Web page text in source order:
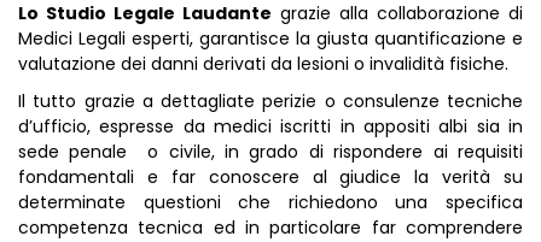
Lo Studio Legale Laudante grazie alla collaborazione di
Medici Legali esperti, garantisce la giusta quantificazione e
valutazione dei danni derivati da lesioni o invalidità fisiche.
Il tutto grazie a dettagliate perizie o consulenze tecniche
d’ufficio, espresse da medici iscritti in appositi albi sia in
sede penale
o civile, in grado di rispondere ai requisiti
fondamentali e far conoscere al giudice la verità su
determinate questioni che richiedono una specifica
competenza tecnica ed in particolare far comprendere